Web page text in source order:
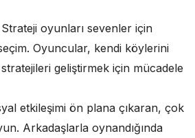
Strateji oyunları sevenler için
Oyuncular, kendi köylerini
geliştirmek için mücadele
etkileşimi ön plana çıkaran, çok
Arkadaşlarla oynandığında